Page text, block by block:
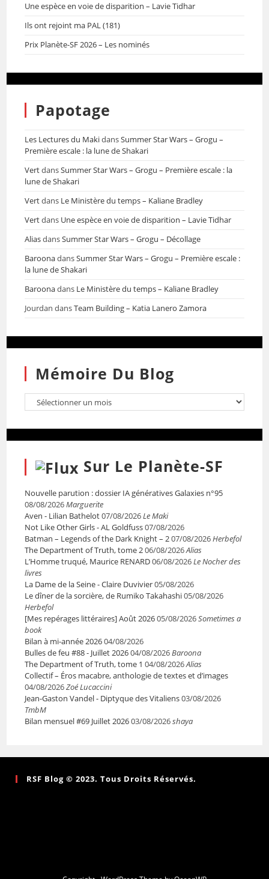
Une espèce en voie de disparition – Lavie Tidhar
Ils ont rejoint ma PAL (181)
Prix Planète-SF 2026 – Les nominés
Papotage
Les Lectures du MakidansSummer Star Wars – Grogu –
Première escale : la lune de Shakari
VertdansSummer Star Wars – Grogu – Première escale : la
lune de Shakari
Vertdans Le Ministère du temps – Kaliane Bradley
Vertdans Une espèce en voie de disparition – Lavie Tidhar
AliasdansSummer Star Wars – Grogu – Décollage
BaroonadansSummer Star Wars – Grogu – Première escale :
la lune de Shakari
Baroonadans Le Ministère du temps – Kaliane Bradley
Jourdan dansTeam Building – Katia Lanero Zamora
Mémoire Du Blog
Sur Le Planète-SF
Nouvelle parution : dossier IA génératives Galaxies n°95
08/08/2026Marguerite
Aven - Lilian Bathelot07/08/2026Le Maki
Not Like Other Girls - AL Goldfuss07/08/2026
Batman – Legends of the Dark Knight – 207/08/2026Herbefol
The Department of Truth, tome 206/08/2026Alias
L’Homme truqué, Maurice RENARD06/08/2026Le Nocher des
livres
La Dame de la Seine - Claire Duvivier05/08/2026
Le dîner de la sorcière, de Rumiko Takahashi05/08/2026
Herbefol
[Mes repérages littéraires] Août 202605/08/2026Sometimes a
book
Bilan à mi-année 202604/08/2026
Bulles de feu #88 - Juillet 202604/08/2026Baroona
The Department of Truth, tome 1 04/08/2026Alias
Collectif – Éros macabre, anthologie de textes et d’images
04/08/2026Zoé Lucaccini
Jean-Gaston Vandel - Diptyque des Vitaliens03/08/2026
TmbM
Bilan mensuel #69 Juillet 202603/08/2026shaya
RSF Blog © 2023. Tous Droits Réservés.